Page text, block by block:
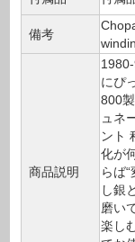
備考
商品説明
にぴ
800
ュネ
ント
化が
らば
し銀
磨い
楽し